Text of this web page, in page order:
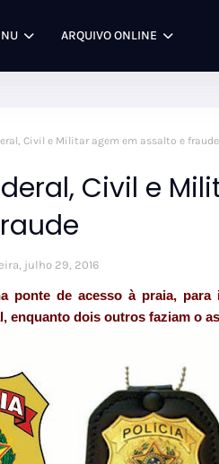
ARQUIVO ONLINE
Civil e Militar agem em assalto e fraude
Civil e
julho 29, 2016
ponte de acesso à praia, para
enquanto dois outros faziam o